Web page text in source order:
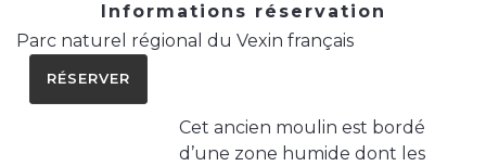
Informations réservation
Parc naturel régional du Vexin français
RÉSERVER
Cet ancien moulin est bordé
d’une zone humide dont les